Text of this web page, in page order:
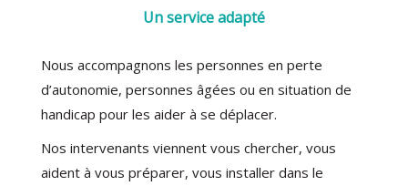
Un service adapté
Nous accompagnons les personnes en perte
d’autonomie, personnes âgées ou en situation de
handicap pour les aider à se déplacer.
Nos intervenants viennent vous chercher, vous
aident à vous préparer, vous installer dans le